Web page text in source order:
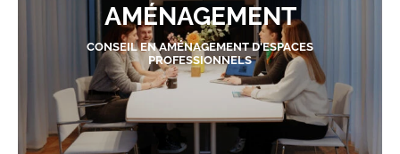
AMÉNAGEMENT
CONSEIL EN AMÉNAGEMENT D'ESPACES
PROFESSIONNELS